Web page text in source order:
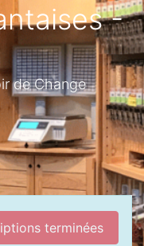
-
de Change
terminées